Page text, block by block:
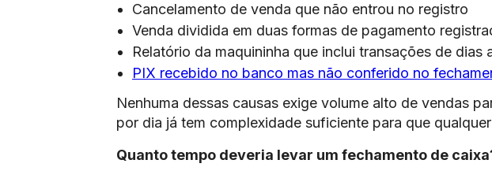
Cancelamento de venda que não entrou no registro
Venda dividida em duas formas de pagamento
Relatório da maquininha que inclui transações de dias
PIX recebido no banco mas não conferido no
Nenhuma dessas causas exige volume alto de vendas
por dia já tem complexidade suficiente para que
Quanto tempo deveria levar um fechamento de